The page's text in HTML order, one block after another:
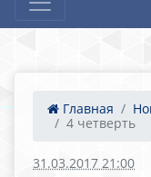
Главная
4 четверть
31.03.2017 21:00